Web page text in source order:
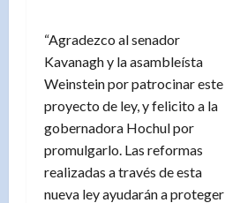
“Agradezco al senador
Kavanagh y la asambleísta
Weinstein por patrocinar este
proyecto de ley, y felicito a la
gobernadora Hochul por
promulgarlo. Las reformas
realizadas a través de esta
nueva ley ayudarán a proteger